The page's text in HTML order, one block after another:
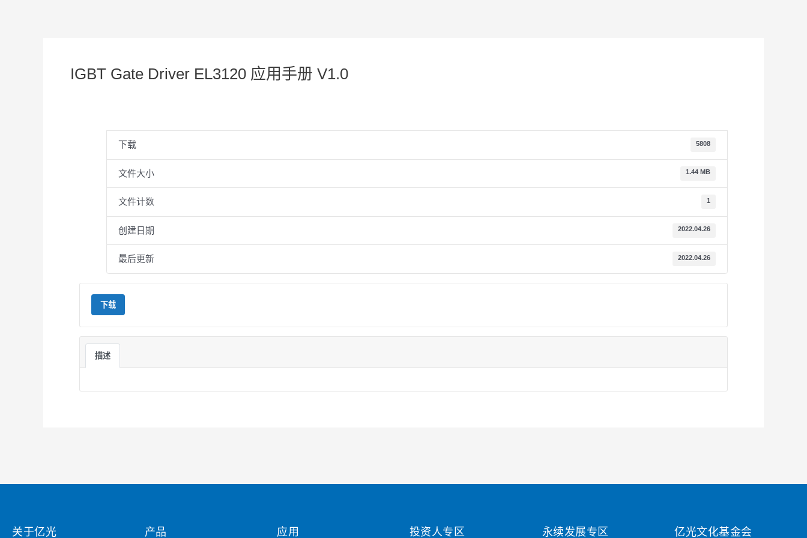
IGBT Gate Driver EL3120 应用手册 V1.0
下载 5808
文件大小 1.44 MB
文件计数 1
创建日期 2022.04.26
最后更新 2022.04.26
下载
描述
关于亿光 产品 应用 投资人专区 永续发展专区 亿光文化基金会